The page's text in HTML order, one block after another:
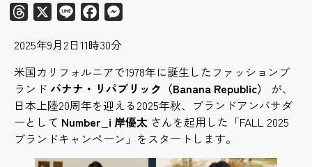
Threads Line Facebook
2025年9月2日11時30分
米国カリフォルニアで1978年に誕生したファッションブ
ランド バナナ・リパブリック（Banana Republic）
が、
日本上陸20周年を迎える2025年秋、ブランドアンバサダ
ーとして Number_i 岸優太 さんを起用した「FALL 2025
ブランドキャンペーン」をスタートします。